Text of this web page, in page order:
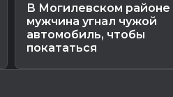
В Могилевском районе
мужчина угнал чужой
автомобиль, чтобы
покататься